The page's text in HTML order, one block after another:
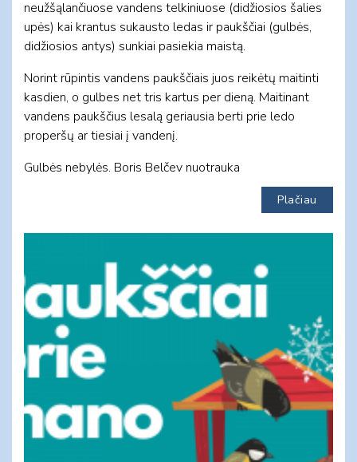
neužšąlančiuose vandens telkiniuose (didžiosios šalies
upės) kai krantus sukausto ledas ir paukščiai (gulbės,
didžiosios antys) sunkiai pasiekia maistą.
Norint rūpintis vandens paukščiais juos reikėtų maitinti
kasdien, o gulbes net tris kartus per dieną. Maitinant
vandens paukščius lesalą geriausia berti prie ledo
properšų ar tiesiai į vandenį.
Gulbės nebylės. Boris Belčev nuotrauka
Plačiau